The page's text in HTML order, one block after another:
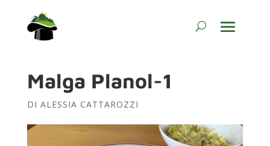
Malga Planol-1
DI ALESSIA CATTAROZZI